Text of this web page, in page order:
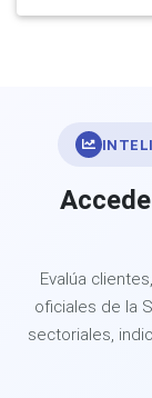
Evalúa
oficiales de la
sectoriales,